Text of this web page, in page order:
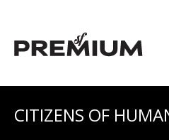
CITIZENS OF